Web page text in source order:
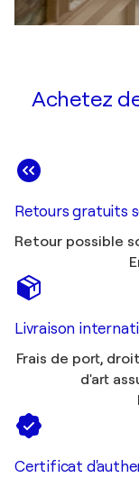
Achetez
Retours gratuits
Retour possible
Livraison
Frais de port,
d'art
Certificat